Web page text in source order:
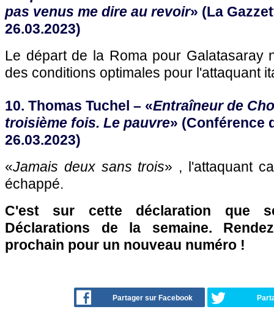
pas venus me dire au revoir» (La
26.03.2023)
Le départ de la Roma pour Galatasaray
des conditions optimales pour l'attaquant
10. Thomas Tuchel – «Entraîneur de
troisième fois. Le pauvre» (Conférence
26.03.2023)
«Jamais deux sans trois» , l'attaquant
échappé.
C'est sur cette déclaration que
Déclarations de la semaine.
prochain pour un nouveau numéro !
Partager sur Facebook